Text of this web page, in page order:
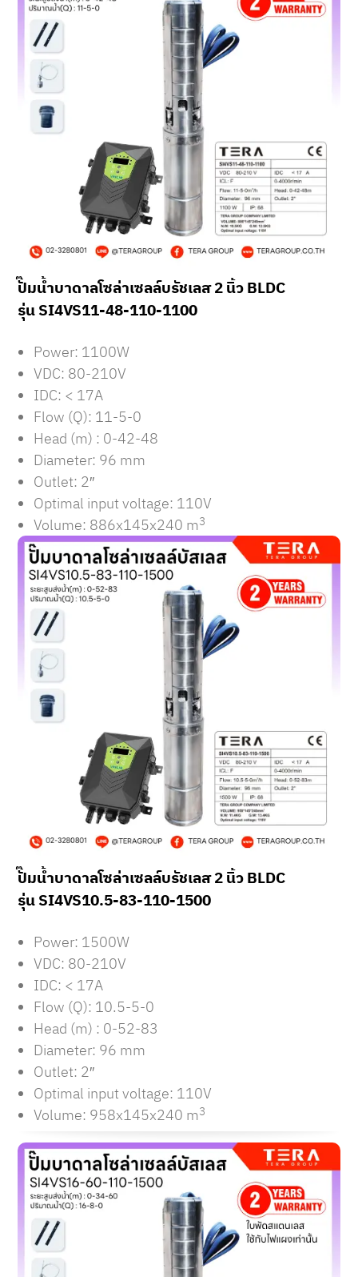
ปั๊มน้ำบาดาลโซล่าเซลล์บรัชเลส 2 นิ้ว BLDC
รุ่น SI4VS11-48-110-1100
Power: 1100W
VDC: 80-210V
IDC: < 17A
Flow (Q): 11-5-0
Head (m) : 0-42-48
Diameter: 96 mm
Outlet: 2″
Optimal input voltage: 110V
Volume: 886x145x240 m3
ปั๊มน้ำบาดาลโซล่าเซลล์บรัชเลส 2 นิ้ว BLDC
รุ่น SI4VS10.5-83-110-1500
Power: 1500W
VDC: 80-210V
IDC: < 17A
Flow (Q): 10.5-5-0
Head (m) : 0-52-83
Diameter: 96 mm
Outlet: 2″
Optimal input voltage: 110V
Volume: 958x145x240 m3